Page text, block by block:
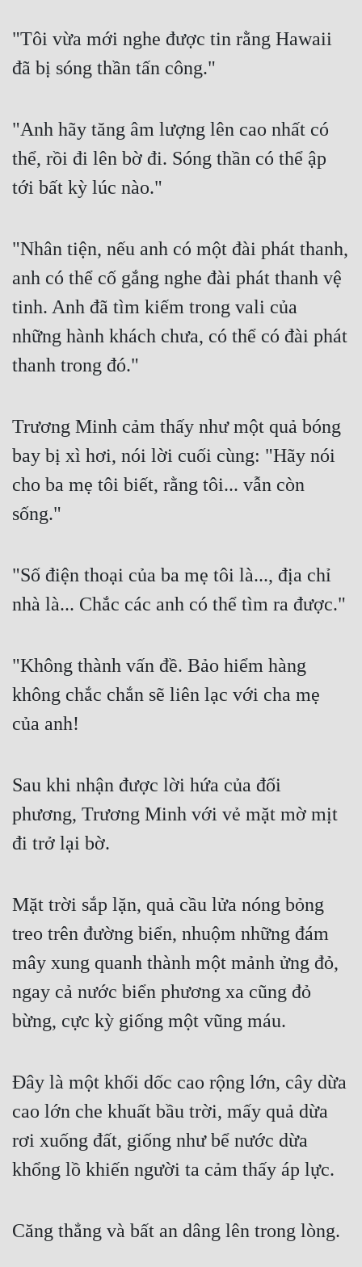
"Tôi vừa mới nghe được tin rằng Hawaii
đã bị sóng thần tấn công."
"Anh hãy tăng âm lượng lên cao nhất có
thể, rồi đi lên bờ đi. Sóng thần có thể ập
tới bất kỳ lúc nào."
"Nhân tiện, nếu anh có một đài phát thanh,
anh có thể cố gắng nghe đài phát thanh vệ
tinh. Anh đã tìm kiếm trong vali của
những hành khách chưa, có thể có đài phát
thanh trong đó."
Trương Minh cảm thấy như một quả bóng
bay bị xì hơi, nói lời cuối cùng: "Hãy nói
cho ba mẹ tôi biết, rằng tôi... vẫn còn
sống."
"Số điện thoại của ba mẹ tôi là..., địa chỉ
nhà là... Chắc các anh có thể tìm ra được."
"Không thành vấn đề. Bảo hiểm hàng
không chắc chắn sẽ liên lạc với cha mẹ
của anh!
Sau khi nhận được lời hứa của đối
phương, Trương Minh với vẻ mặt mờ mịt
đi trở lại bờ.
Mặt trời sắp lặn, quả cầu lửa nóng bỏng
treo trên đường biển, nhuộm những đám
mây xung quanh thành một mảnh ửng đỏ,
ngay cả nước biển phương xa cũng đỏ
bừng, cực kỳ giống một vũng máu.
Đây là một khối dốc cao rộng lớn, cây dừa
cao lớn che khuất bầu trời, mấy quả dừa
rơi xuống đất, giống như bể nước dừa
khổng lồ khiến người ta cảm thấy áp lực.
Căng thẳng và bất an dâng lên trong lòng.